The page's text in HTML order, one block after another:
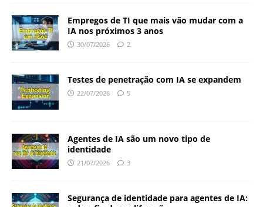
Empregos de TI que mais vão mudar com a
IA nos próximos 3 anos
30/07/2026 2
Testes de penetração com IA se expandem
22/07/2026 5
Agentes de IA são um novo tipo de
identidade
21/07/2026 3
Segurança de identidade para agentes de IA: